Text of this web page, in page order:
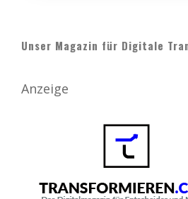
Unser Magazin für Digitale
Anzeige